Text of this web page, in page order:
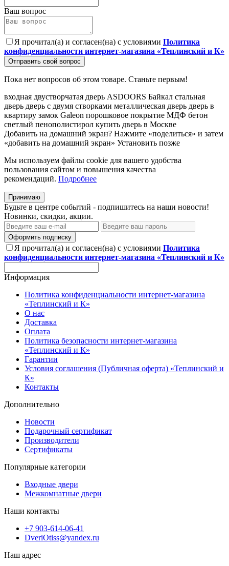
Ваш вопрос
Я прочитал(а) и согласен(на) с условиями Политика
конфиденциальности интернет-магазина «Теплинский и К»
Отправить свой вопрос
Пока нет вопросов об этом товаре. Станьте первым!
входная двустворчатая дверь ASDOORS Байкал стальная
дверь дверь с двумя створками металлическая дверь дверь в
квартиру замок Galeon порошковое покрытие МДФ бетон
светлый пенополистирол купить дверь в Москве
Добавить на домашний экран? Нажмите «поделиться» и затем
«добавить на домашний экран» Установить позже
Мы используем файлы cookie для вашего удобства
пользования сайтом и повышения качества
рекомендаций. Подробнее
Принимаю
Будьте в центре событий - подпишитесь на наши новости!
Новинки, скидки, акции.
Оформить подписку
Я прочитал(а) и согласен(на) с условиями Политика
конфиденциальности интернет-магазина «Теплинский и К»
Информация
Политика конфиденциальности интернет-магазина
«Теплинский и К»
О нас
Доставка
Оплата
Политика безопасности интернет-магазина
«Теплинский и К»
Гарантии
Условия соглашения (Публичная оферта) «Теплинский и
К»
Контакты
Дополнительно
Новости
Подарочный сертификат
Производители
Сертификаты
Популярные категории
Входные двери
Межкомнатные двери
Наши контакты
+7 903-614-06-41
DveriOtiss@yandex.ru
Наш адрес